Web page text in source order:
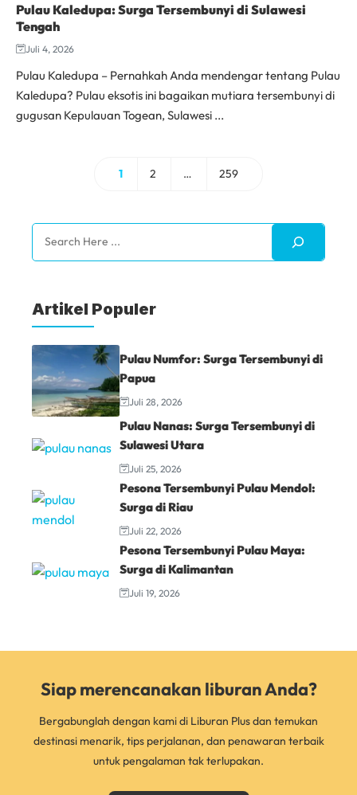
Pulau Kaledupa: Surga Tersembunyi di Sulawesi
Tengah
Juli 4, 2026
Pulau Kaledupa – Pernahkah Anda mendengar tentang Pulau
Kaledupa? Pulau eksotis ini bagaikan mutiara tersembunyi di
gugusan Kepulauan Togean, Sulawesi ...
Halaman
1 Halaman
2 … Halaman
259
Search
Artikel Populer
Pulau Numfor: Surga Tersembunyi di
Papua
Juli 28, 2026
Pulau Nanas: Surga Tersembunyi di
Sulawesi Utara
Juli 25, 2026
Pesona Tersembunyi Pulau Mendol:
Surga di Riau
Juli 22, 2026
Pesona Tersembunyi Pulau Maya:
Surga di Kalimantan
Juli 19, 2026
Siap merencanakan liburan Anda?
Bergabunglah dengan kami di Liburan Plus dan temukan
destinasi menarik, tips perjalanan, dan penawaran terbaik
untuk pengalaman tak terlupakan.